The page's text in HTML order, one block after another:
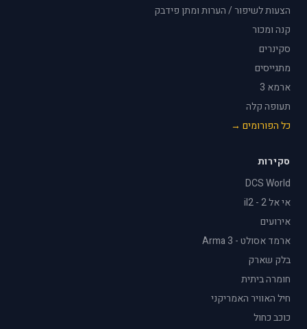
הצעות לשיפור / הערות ומתן פידבק
קנה ומכור
סקינרים
מתגייסים
ארמא 3
תעופה קלה
כל הפורומים →
סקירות
DCS World
אי אל 2 - il2
אירועים
ארמד אסולט - Arma 3
בלק שארק
חומרה ביתית
חיל האוויר האמריקני
כוכב כחול